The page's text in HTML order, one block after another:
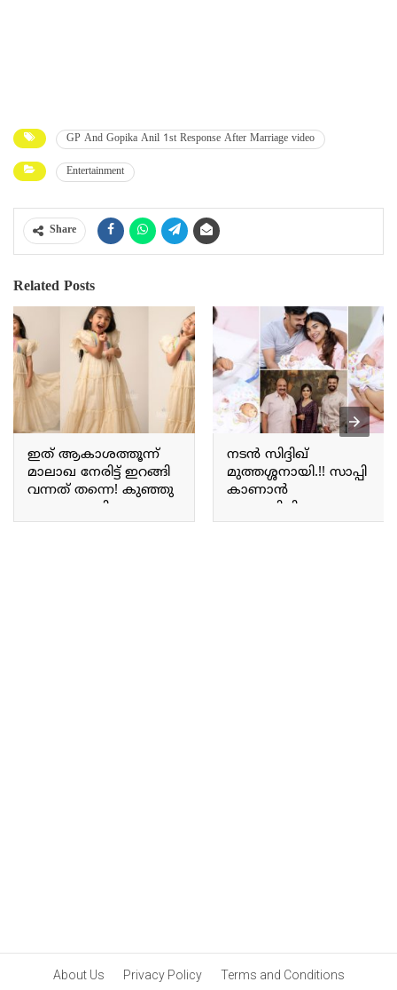
GP And Gopika Anil 1st Response After Marriage video
Entertainment
Share
Related Posts
ഇത് ആകാശത്തൂന്ന്
മാലാഖ നേരിട്ട് ഇറങ്ങി
വന്നത് തന്നെ! കുഞ്ഞു
മാലാഖ കൂട്ടിയെപ്പോലെ
സുന്ദരിയായി വുദ്ധി
നടൻ സിദ്ദിഖ്
മുത്തശ്ശനായി.!! സാപ്പി
കാണാൻ
ആഗ്രഹിച്ചിരുന്ന ആ
കുഞ്ഞ് വന്നു; ലോകം
About Us Privacy Policy Terms and Conditions